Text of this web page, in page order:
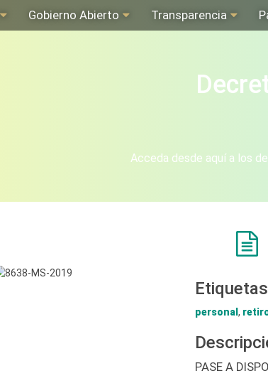
Gobierno Abierto Transparencia
Acceda desde aquí a los
personal ,
PASE A